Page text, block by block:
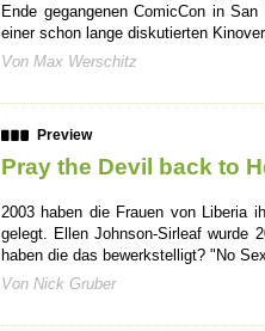
Ende gegangenen ComicCon in
einer schon lange diskutierten
Von Max Werschitz
Preview
Pray the Devil back to
2003 haben die Frauen von Liberia
gelegt. Ellen Johnson-Sirleaf wurde
haben die das bewerkstelligt? "No
Von Nick Gruber